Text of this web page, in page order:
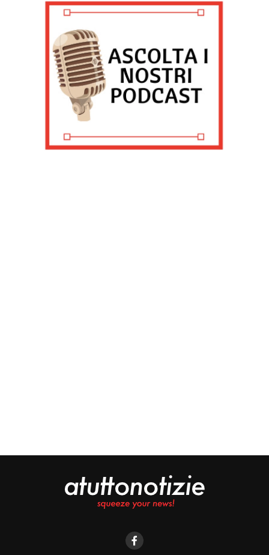
terze parti, per personalizzare contenuti ed annunci, per
nostro traffico, come meglio indicato nella
. Chiudendo questo banner tramite l’apposito comando
“X” continuerai la navigazione del sito in assenza di
cookie o altri strumenti di tracciamento diversi da quelli